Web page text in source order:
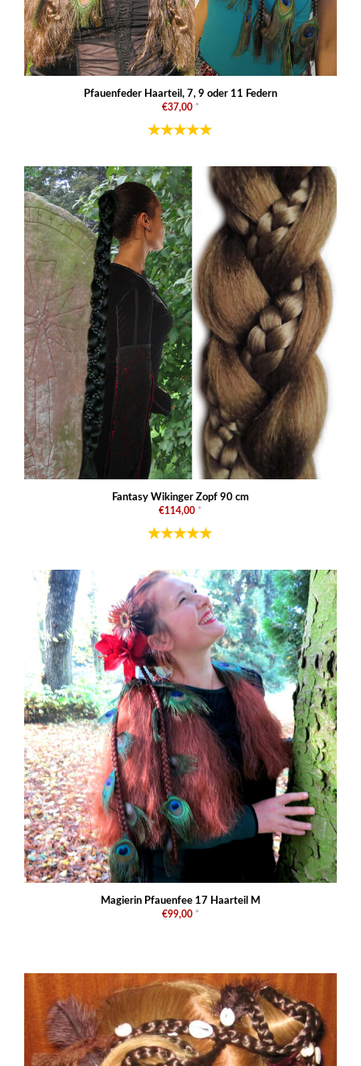
Pfauenfeder Haarteil, 7, 9 oder 11 Federn
€37,00 *
Fantasy Wikinger Zopf 90 cm
€114,00 *
Magierin Pfauenfee 17 Haarteil M
€99,00 *